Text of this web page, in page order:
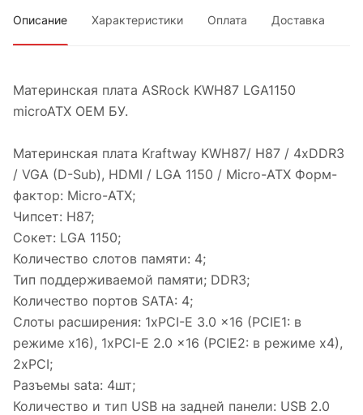
Описание Характеристики Оплата Доставка
Материнская плата ASRock KWH87 LGA1150
microATX OEM БУ.
Материнская плата Kraftway KWH87/ H87 / 4xDDR3
/ VGA (D-Sub), HDMI / LGA 1150 / Micro-ATX Форм-
фактор: Micro-ATX;
Чипсет: H87;
Сокет: LGA 1150;
Количество слотов памяти: 4;
Тип поддерживаемой памяти; DDR3;
Количество портов SATA: 4;
Слоты расширения: 1xPCI-E 3.0 x16 (PCIE1: в
режиме x16), 1xPCI-E 2.0 x16 (PCIE2: в режиме x4),
2xPCI;
Разъемы sata: 4шт;
Количество и тип USB на задней панели: USB 2.0